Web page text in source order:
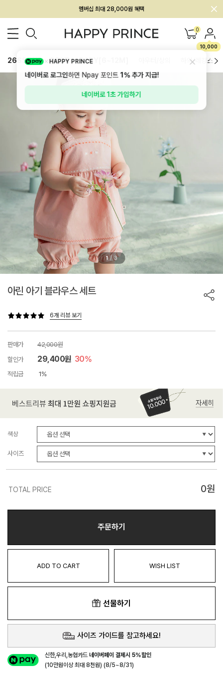
회원전용 아울렛, 가입하면 ~60% 할인!
멤버십 최대 28,000원 혜택 0
10,000
26SS 신상 BEST BABY[6~12M] 하의/레깅스
1 / 3
아린 아기 블라우스 세트
6개 리뷰 보기
판매가
42,000원
할인가
29,400원 30%
적립금 1%
색상
사이즈
TOTAL PRICE 0원
주문하기
ADD TO CART WISH LIST
선물하기
사이즈 가이드를 참고하세요!
신한,우리,농협카드네이버페이 결제시 5%할인
(10만원이상 최대 8천원) (8/5~8/31)
HAPPY PRINCE
네이버로 로그인하면 Npay 포인트1%추가 지급!
네이버로 1초 가입하기